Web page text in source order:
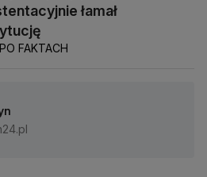
łamał
FAKTACH